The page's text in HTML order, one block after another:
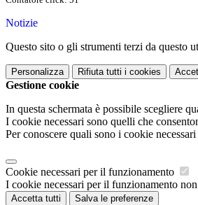
Notizie
Questo sito o gli strumenti terzi da questo
Personalizza Rifiuta tutti i cookies
Gestione cookie
In questa schermata è possibile scegliere
I cookie necessari sono quelli che
Per conoscere quali sono i cookie
Cookie necessari per il funzionamento
I cookie necessari per il funzionamento
Accetta tutti Salva le preferenze